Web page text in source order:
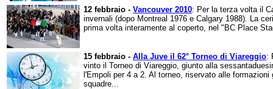
12 febbraio - Vancouver 2010: Per la terza volta il
invernali (dopo Montreal 1976 e Calgary 1988). La
prima volta interamente al coperto, nel "BC Place
15 febbraio - Alla Juve il 62° Torneo di Viareggio:
vinto il Torneo di Viareggio, giunto alla
l'Empoli per 4 a 2. Al torneo, riservato alle
squadre...